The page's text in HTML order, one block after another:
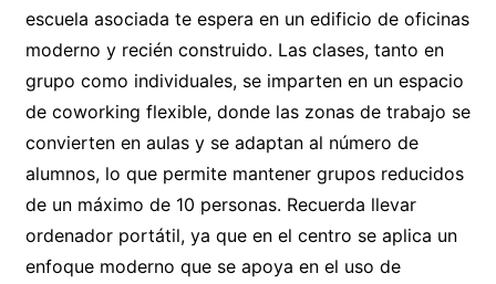
escuela asociada te espera en un edificio de oficinas
moderno y recién construido. Las clases, tanto en
grupo como individuales, se imparten en un espacio
de coworking flexible, donde las zonas de trabajo se
convierten en aulas y se adaptan al número de
alumnos, lo que permite mantener grupos reducidos
de un máximo de 10 personas. Recuerda llevar
ordenador portátil, ya que en el centro se aplica un
enfoque moderno que se apoya en el uso de